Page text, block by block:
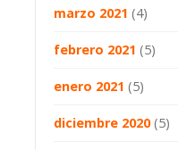
marzo 2021 (4)
febrero 2021 (5)
enero 2021 (5)
diciembre 2020(5)